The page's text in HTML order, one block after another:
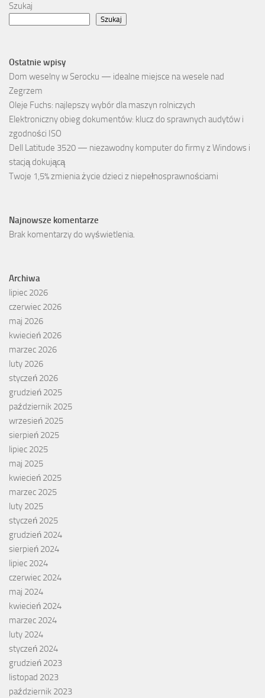
Szukaj
Szukaj
Ostatnie wpisy
Dom weselny w Serocku — idealne miejsce na wesele nad
Zegrzem
Oleje Fuchs: najlepszy wybór dla maszyn rolniczych
Elektroniczny obieg dokumentów: klucz do sprawnych audytów i
zgodności ISO
Dell Latitude 3520 — niezawodny komputer do firmy z Windows i
stacją dokującą
Twoje 1,5% zmienia życie dzieci z niepełnosprawnościami
Najnowsze komentarze
Brak komentarzy do wyświetlenia.
Archiwa
lipiec 2026
czerwiec 2026
maj 2026
kwiecień 2026
marzec 2026
luty 2026
styczeń 2026
grudzień 2025
październik 2025
wrzesień 2025
sierpień 2025
lipiec 2025
maj 2025
kwiecień 2025
marzec 2025
luty 2025
styczeń 2025
grudzień 2024
sierpień 2024
lipiec 2024
czerwiec 2024
maj 2024
kwiecień 2024
marzec 2024
luty 2024
styczeń 2024
grudzień 2023
listopad 2023
październik 2023